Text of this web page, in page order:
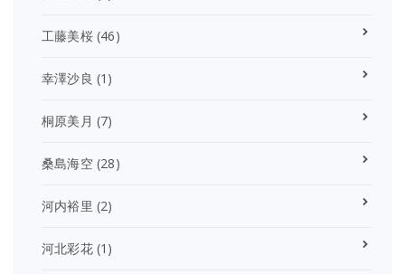
工藤美桜(46)
幸澤沙良 (1)
桐原美月 (7)
桑島海空(28)
河内裕里 (2)
河北彩花(1)